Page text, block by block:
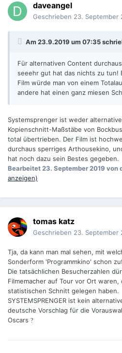
daveangel
Geschrieben 23. September
Am 23.9.2019 um 07:35
Für alternativen Content
seeehr gut hat das nichts zu tun!
Film würde man von einem
andere hat einen ganz miesen
Systemsprenger ist weder
Kopienschnitt-Maßstäbe von
total übertrieben. Der Film ist
durchaus sperriges Arthousekino,
hat noch dazu sein Bestes gegeben.
Bearbeitet23. September 2019 von
anzeigen)
tomas katz
Geschrieben 23. September
Tja, da kann man mal sehen, mit
Sonderform 'Programmkino' schon
Die tatsächlichen Besucherzahlen
Filmemacher auf Tour vor Ort
statistischen Schnitt gelegen haben.
SYSTEMSPRENGER ist kein
deutsche Vorschlag für die
Oscars ?